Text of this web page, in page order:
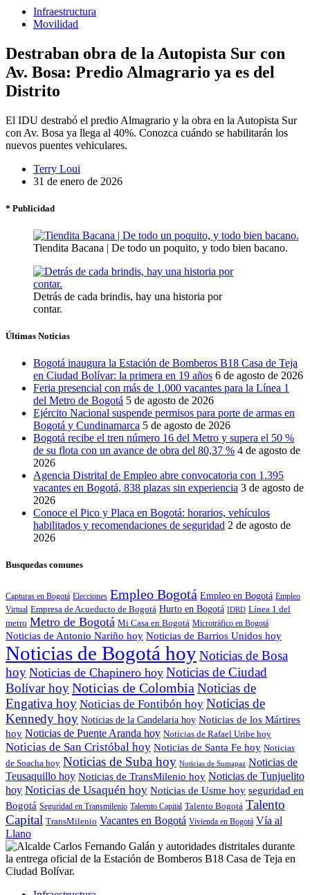
Infraestructura
Movilidad
Destraban obra de la Autopista Sur con
Av. Bosa: Predio Almagrario ya es del
Distrito
El IDU destrabó el predio Almagrario y la obra en la Autopista Sur
con Av. Bosa ya llega al 40%. Conozca cuándo se habilitarán los
nuevos puentes vehiculares.
Terry Loui
31 de enero de 2026
* Publicidad
Tiendita Bacana | De todo un poquito, y todo bien bacano.
Detrás de cada brindis, hay una historia por
contar.
Últimas Noticias
Bogotá inaugura la Estación de Bomberos B18 Casa de Teja
en Ciudad Bolívar: la primera en 19 años 6 de agosto de 2026
Feria presencial con más de 1.000 vacantes para la Línea 1
del Metro de Bogotá 5 de agosto de 2026
Ejército Nacional suspende permisos para porte de armas en
Bogotá y Cundinamarca 5 de agosto de 2026
Bogotá recibe el tren número 16 del Metro y supera el 50 %
de su flota con un avance de obra del 80,37 % 4 de agosto de
2026
Agencia Distrital de Empleo abre convocatoria con 1.395
vacantes en Bogotá, 838 plazas sin experiencia 3 de agosto de
2026
Conoce el Pico y Placa en Bogotá: horarios, vehículos
habilitados y recomendaciones de seguridad 2 de agosto de
2026
Busquedas comunes
Capturas en Bogotá Elecciones Empleo Bogotá Empleo en Bogotá Empleo
Virtual Empresa de Acueducto de Bogotá Hurto en Bogotá IDRD Línea 1 del
metro Metro de Bogotá Mi Casa en Bogotá Microtráfico en Bogotá
Noticias de Antonio Nariño hoy Noticias de Barrios Unidos hoy
Noticias de Bogotá hoyNoticias de Bosa
hoy Noticias de Chapinero hoy Noticias de Ciudad
Bolívar hoyNoticias de Colombia Noticias de
Engativa hoy Noticias de Fontibón hoy Noticias de
Kennedy hoy Noticias de la Candelaria hoy Noticias de los Mártires
hoy Noticias de Puente Aranda hoy Noticias de Rafael Uribe hoy
Noticias de San Cristóbal hoy Noticias de Santa Fe hoy Noticias
de Soacha hoy Noticias de Suba hoy Noticias de Sumapaz Noticias de
Teusaquillo hoy Noticias de TransMilenio hoy Noticias de Tunjuelito
hoy Noticias de Usaquén hoy Noticias de Usme hoy seguridad en
Bogotá Seguridad en Transmilenio Taleento Capital Talento Bogotá Talento
Capital TransMilenio Vacantes en Bogotá Vivienda en Bogotá Vía al
Llano